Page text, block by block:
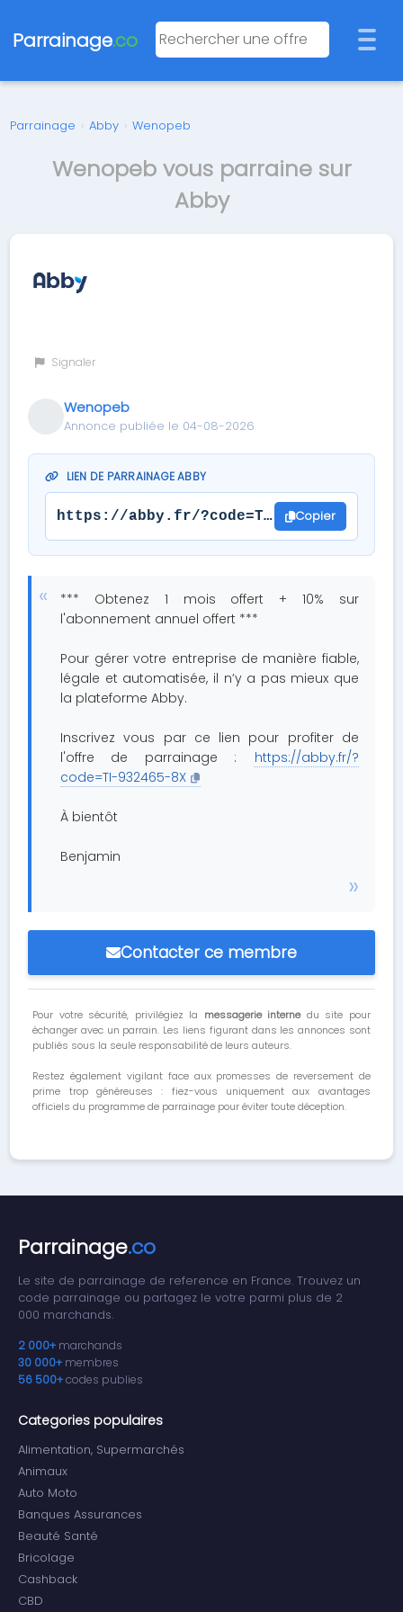
Parrainage.co
Parrainage › Abby › Wenopeb
Wenopeb vous parraine sur
Abby
Signaler
Wenopeb
Annonce publiée le 04-08-2026
LIEN DE PARRAINAGE ABBY
https://abby.fr/?code=TI-932465-8X
Copier
*** Obtenez 1 mois offert + 10% sur
l'abonnement annuel offert ***
Pour gérer votre entreprise de manière fiable,
légale et automatisée, il n’y a pas mieux que
la plateforme Abby.
Inscrivez vous par ce lien pour profiter de
l'offre de parrainage :
https://abby.fr/?
code=TI-932465-8X
À bientôt
Benjamin
Contacter ce membre
Pour votre sécurité, privilégiez la messagerie internedu site pour
échanger avec un parrain. Les liens figurant dans les annonces sont
publiés sous la seule responsabilité de leurs auteurs.
Restez également vigilant face aux promesses de reversement de
prime trop généreuses : fiez-vous uniquement aux avantages
officiels du programme de parrainage pour éviter toute déception.
Parrainage.co
Le site de parrainage de reference en France. Trouvez un
code parrainage ou partagez le votre parmi plus de 2
000 marchands.
2 000+ marchands
30 000+ membres
56 500+codes publies
Categories populaires
Alimentation, Supermarchés
Animaux
Auto Moto
Banques Assurances
Beauté Santé
Bricolage
Cashback
CBD